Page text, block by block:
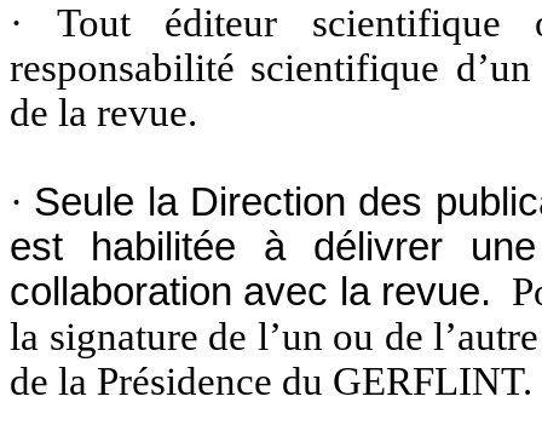
· Tout éditeur
responsabilité scientifique
de la revue.
· Seule la Direction des
est habilitée à délivrer
collaboration avec la revue.
la signature de l’un ou de
de la Présidence du GERFLINT.